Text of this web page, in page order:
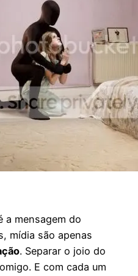
a mensagem do
mídia são apenas
. Separar o joio do
E com cada um